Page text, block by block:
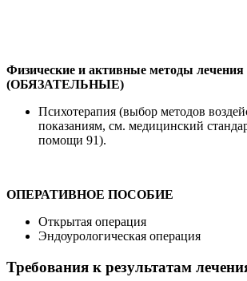
Физические и активные методы лечения
(ОБЯЗАТЕЛЬНЫЕ)
Психотерапия (выбор методов
показаниям, см. медицинский
помощи 91).
ОПЕРАТИВНОЕ ПОСОБИЕ
Открытая операция
Эндоурологическая операция
Требования к результатам